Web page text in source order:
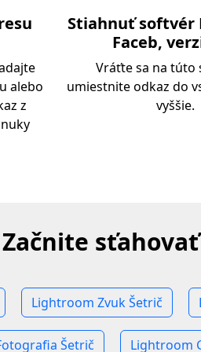
alebo
z
Stiahnuť softvér
Faceb,
Vráťte sa na túto
umiestnite odkaz do
vyššie.
Začnite
Lightroom Zvuk Šetrič
Šetrič Lightroom